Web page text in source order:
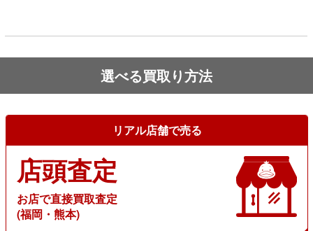
選べる買取り方法
リアル店舗で売る
店頭査定
お店で直接買取査定
(福岡・熊本)